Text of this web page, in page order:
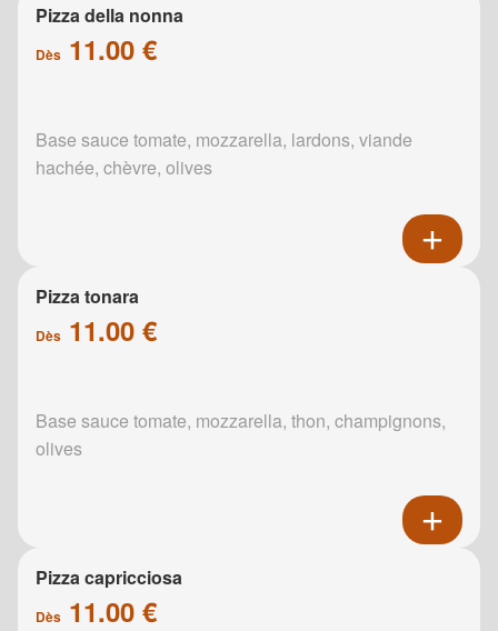
Pizza della nonna
Dès 11.00 €
Base sauce tomate, mozzarella, lardons, viande
hachée, chèvre, olives
Pizza tonara
Dès 11.00 €
Base sauce tomate, mozzarella, thon, champignons,
olives
Pizza capricciosa
Dès 11.00 €